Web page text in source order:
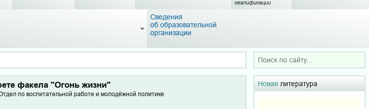
квалификации
Сведения
об образовательной
организации
факела "Огонь жизни"
по воспитательной работе и молодёжной политике
Новая литература